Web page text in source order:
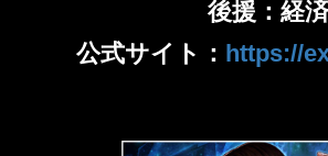
後援：経
公式サイト： https://